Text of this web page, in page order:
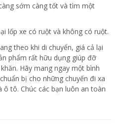
sớm càng tốt và tìm một
lốp xe có ruột và không có ruột.
theo khi di chuyển, giá cả lại
phẩm rất hữu dụng giúp đỡ
Hãy mang ngay một bình
bị cho những chuyến đi xa
tô. Chúc các bạn luôn an toàn